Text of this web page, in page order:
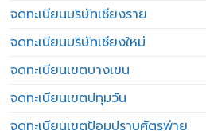
จดทะเบียนบริษัทเชียงราย
จดทะเบียนบริษัทเชียงใหม่
จดทะเบียนเขตบางเขน
จดทะเบียนเขตปทุมวัน
จดทะเบียนเขตป้อมปราบศัตรูพ่าย